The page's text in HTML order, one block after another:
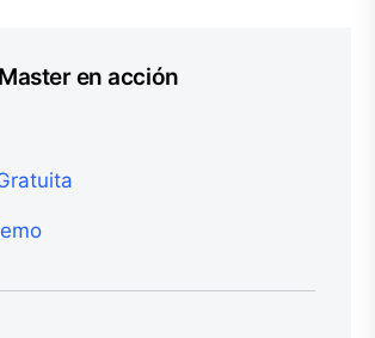
en acción